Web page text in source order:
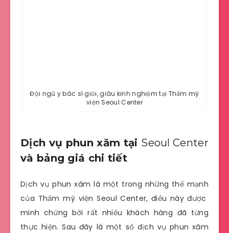
Đội ngũ y bác sĩ giỏi, giàu kinh nghiệm tại Thẩm mỹ
viện Seoul Center
Dịch vụ phun xăm tại Seoul Center
và bảng giá chi tiết
Dịch vụ phun xăm là một trong những thế mạnh
của Thẩm mỹ việnSeoul Center, điều này được
minh chứng bởi rất nhiều khách hàng đã từng
thực hiện. Sau đây là một số dịch vụ phun xăm